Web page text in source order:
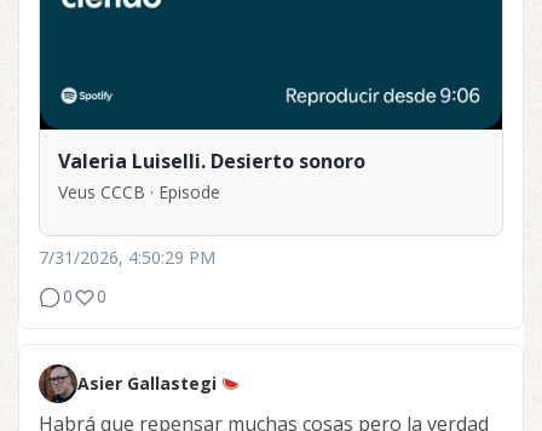
Valeria Luiselli. Desierto sonoro
Veus CCCB · Episode
7/31/2026, 4:50:29 PM
0
0
Asier Gallastegi
Habrá que repensar muchas cosas pero la verdad